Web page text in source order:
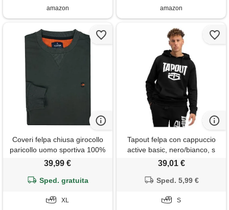
amazon
amazon
Coveri felpa chiusa girocollo
paricollo uomo sportiva 100%
cotone garzato m l xl (xl -
39,99 €
Sped. gratuita
XL
Tapout felpa con cappuccio
active basic, nero/bianco, s
uomo, 940002
39,01 €
Sped. 5,99 €
S